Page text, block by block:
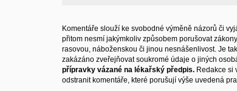
Komentáře slouží ke svobodné výměně názorů či
přitom nesmí jakýmkoliv způsobem porušovat
rasovou, náboženskou či jinou nesnášenlivost. Je
zakázáno zveřejňovat soukromé údaje o jiných
přípravky vázané na lékařský předpis. Redakce si
odstranit komentáře, které porušují výše uvedená